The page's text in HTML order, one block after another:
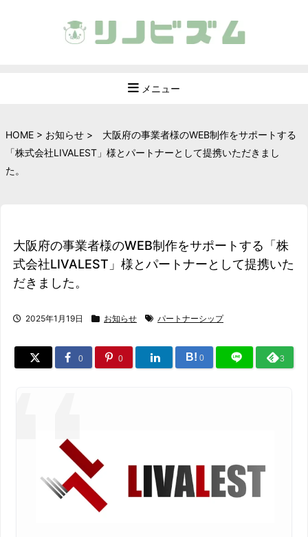
メニュー
HOME > お知らせ >
大阪府の事業者様のWEB制作をサポートする
「株式会社LIVALEST」様とパートナーとして提携いただきまし
た。
大阪府の事業者様のWEB制作をサポートする「株
式会社LIVALEST」様とパートナーとして提携いた
だきました。
2025年1月19日 お知らせ パートナーシップ
0 0 B! 0 3